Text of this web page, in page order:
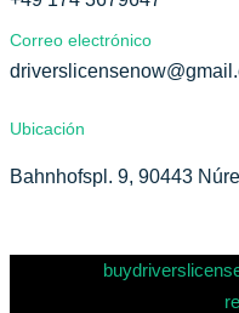
Correo electrónico
Ubicación
Bahnhofspl. 9, 90443